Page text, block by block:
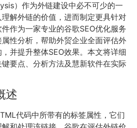
）作为外链建设中必不可少的一
解外链的价值，进而制定更具针对
作为一家专业的谷歌SEO优化服务
性分析，帮助外贸企业全面评估外
并提升整体SEO效果。本文将详细
要点、分析方法及慧新软件在实际
述
代码中所带有的标签属性，它们